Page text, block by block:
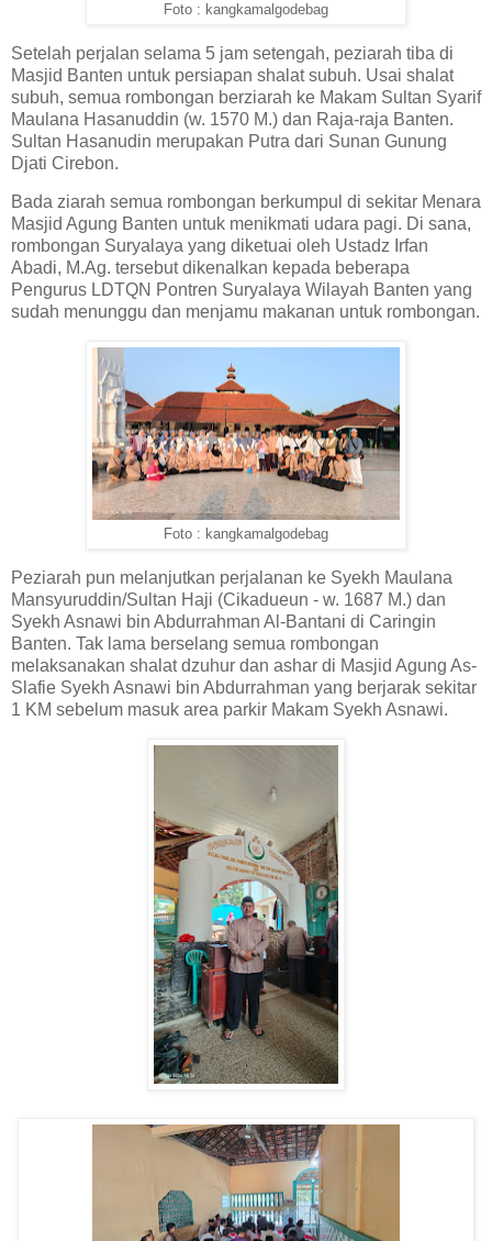
Foto : kangkamalgodebag
Setelah perjalan selama 5 jam setengah, peziarah tiba di
Masjid Banten untuk persiapan shalat subuh. Usai shalat
subuh, semua rombongan berziarah ke Makam Sultan Syarif
Maulana Hasanuddin (w. 1570 M.) dan Raja-raja Banten.
Sultan Hasanudin merupakan Putra dari Sunan Gunung
Djati Cirebon.
Bada ziarah semua rombongan berkumpul di sekitar Menara
Masjid Agung Banten untuk menikmati udara pagi. Di sana,
rombongan Suryalaya yang diketuai oleh Ustadz Irfan
Abadi, M.Ag. tersebut dikenalkan kepada beberapa
Pengurus LDTQN Pontren Suryalaya Wilayah Banten yang
sudah menunggu dan menjamu makanan untuk rombongan.
Foto : kangkamalgodebag
Peziarah pun melanjutkan perjalanan ke Syekh Maulana
Mansyuruddin/Sultan Haji (Cikadueun - w. 1687 M.) dan
Syekh Asnawi bin Abdurrahman Al-Bantani di Caringin
Banten. Tak lama berselang semua rombongan
melaksanakan shalat dzuhur dan ashar di Masjid Agung As-
Slafie Syekh Asnawi bin Abdurrahman yang berjarak sekitar
1 KM sebelum masuk area parkir Makam Syekh Asnawi.